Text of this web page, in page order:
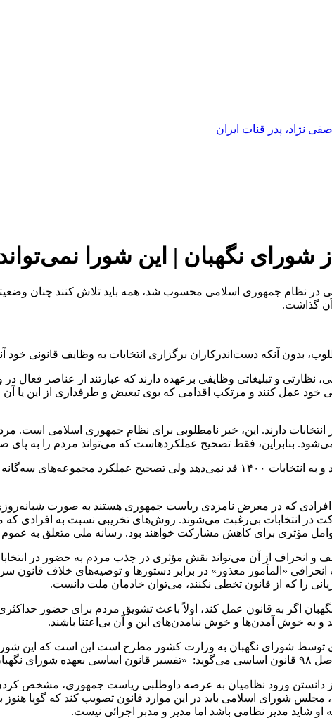
نژاد، پدر قنات ایران
شورای نگهبان | این شورا
در نظام جمهوری اسلامی محسوب شد، همه باید تلاش کنند چنان
آن گذاشت.
بدون آنکه دست‌اندرکاران برگزاری انتخابات به وظایف قانونی خود
و تبلیغاتی وظایفی برعهده دارند که عبارتند از عناصر فعال
خود عمل کنند و مرتکب اقدامی که بوی تبعیض و طرفداری از این یا
دارند. این، خبر نامطلوبی برای نظام جمهوری اسلامی است.
بنابراین، فقط تصحیح عملکردهاست که می‌تواند مردم را به پای
افرادی که در معرض نامزدی ریاست جمهوری هستند به صورت
در انتخابات بی‌رغبت می‌شوند. روش‌های تخریبی نسبت به افرادی
مؤثری برای کاهش مشارکت خواهند بود. رسانه ملی متعلق به
و انحراف از آن می‌تواند نقش مؤثری در جذب مردم به حضور در
«المأمور معذور» در برابر دستورها و توصیه‌های خلاف قانون سر
را که از قانون تخطی نکنند، می‌توان خادمان ملت دانست.
به قانون عمل کند، اولاً باعث تشویق مردم برای حضور حداکثری
و به خوش آمدن‌ها و خوش نیامدن‌های این و آن بی‌اعتنا باشند.
توسط شورای نگهبان به وزارت کشور مطرح است این است که این
می‌شود.»
دانستن ورود نظامیان به عرصه داوطلبی ریاست جمهوری، مشخص
شورای اسلامی باید در این موارد قانون تصویب کند که گویا هنوز
مدیر نظامی باشد اما مدیر و مدبر اجرائی نیست.